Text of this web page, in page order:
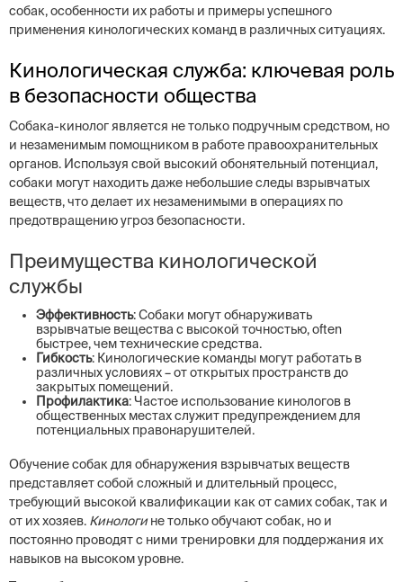
собак, особенности их работы и примеры успешного
применения кинологических команд в различных ситуациях.
Кинологическая служба: ключевая роль
в безопасности общества
Собака-кинолог является не только подручным средством, но
и незаменимым помощником в работе правоохранительных
органов. Используя свой высокий обонятельный потенциал,
собаки могут находить даже небольшие следы взрывчатых
веществ, что делает их незаменимыми в операциях по
предотвращению угроз безопасности.
Преимущества кинологической
службы
Эффективность: Собаки могут обнаруживать
взрывчатые вещества с высокой точностью, often
быстрее, чем технические средства.
Гибкость: Кинологические команды могут работать в
различных условиях – от открытых пространств до
закрытых помещений.
Профилактика: Частое использование кинологов в
общественных местах служит предупреждением для
потенциальных правонарушителей.
Обучение собак для обнаружения взрывчатых веществ
представляет собой сложный и длительный процесс,
требующий высокой квалификации как от самих собак, так и
от их хозяев. Кинологине только обучают собак, но и
постоянно проводят с ними тренировки для поддержания их
навыков на высоком уровне.